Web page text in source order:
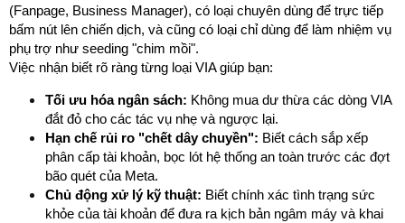
(Fanpage, Business Manager), có loại chuyên dùng để trực tiếp
bấm nút lên chiến dịch, và cũng có loại chỉ dùng để làm nhiệm vụ
phụ trợ như seeding "chim mồi".
Việc nhận biết rõ ràng từng loại VIA giúp bạn:
Tối ưu hóa ngân sách: Không mua dư thừa các dòng VIA
đắt đỏ cho các tác vụ nhẹ và ngược lại.
Hạn chế rủi ro "chết dây chuyền": Biết cách sắp xếp
phân cấp tài khoản, bọc lót hệ thống an toàn trước các đợt
bão quét của Meta.
Chủ động xử lý kỹ thuật: Biết chính xác tình trạng sức
khỏe của tài khoản để đưa ra kịch bản ngâm máy và khai